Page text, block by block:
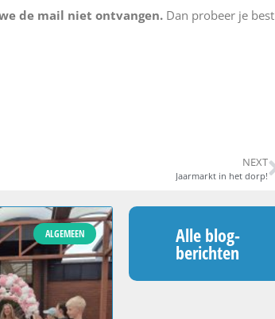
de mail niet ontvangen. Dan probeer je best
NEXT
Jaarmarkt in het dorp!
ALGEMEEN Alle blog-
berichten